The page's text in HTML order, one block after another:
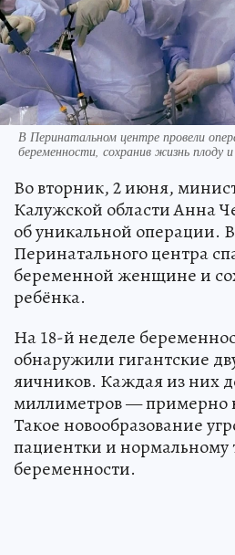
В Перинатальном центре провели
беременности, сохранив жизнь плоду
Во вторник, 2 июня,
Калужской области Анна
об уникальной операции.
Перинатального центра
беременной женщине и
ребёнка.
На 18-й неделе
обнаружили гигантские
яичников. Каждая из них
миллиметров — примерно
Такое новообразование
пациентки и нормальному
беременности.